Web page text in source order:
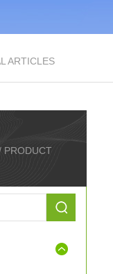
ARTICLES
PRODUCT